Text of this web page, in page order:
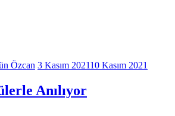
Özcan 3 Kasım 202110 Kasım 2021
Anılıyor